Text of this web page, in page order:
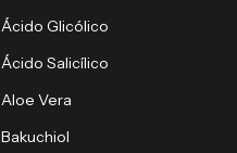
Ácido Glicólico
Ácido Salicílico
Aloe Vera
Bakuchiol